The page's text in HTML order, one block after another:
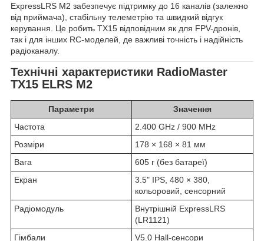
ExpressLRS M2 забезпечує підтримку до 16 каналів (залежно
від приймача), стабільну телеметрію та швидкий відгук
керування. Це робить TX15 відповідним як для FPV-дронів,
так і для інших RC-моделей, де важливі точність і надійність
радіоканалу.
Технічні характеристики RadioMaster
TX15 ELRS M2
Параметри
Значення
Частота
2.400 GHz / 900 MHz
Розміри
178 × 168 × 81 мм
Вага
605 г (без батареї)
Екран
3.5" IPS, 480 × 380,
кольоровий, сенсорний
Радіомодуль
Внутрішній ExpressLRS
(LR1121)
Гімбали
V5.0 Hall-сенсори